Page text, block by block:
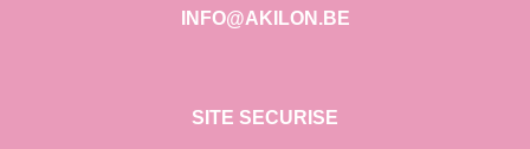
INFO@AKILON.BE
SITE SECURISE